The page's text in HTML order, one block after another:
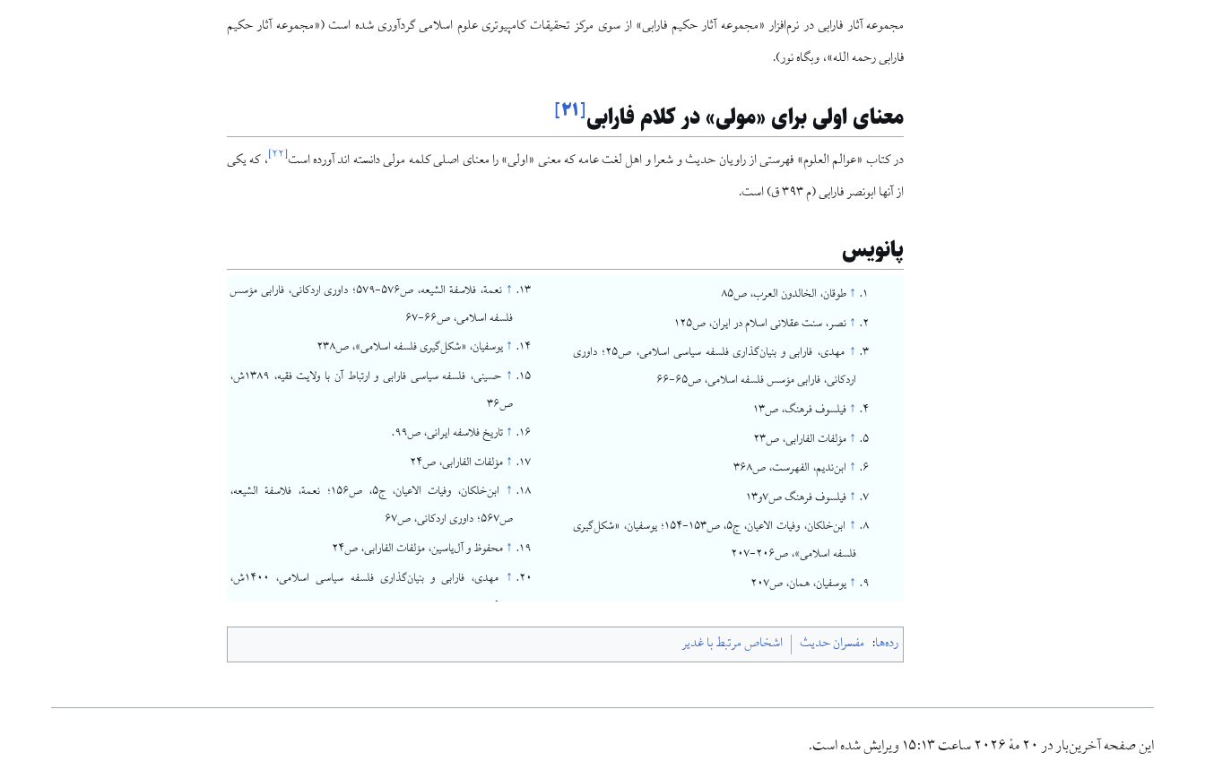
مجموعه آثار فارابی در نرم‌افزار «مجموعه آثار حکیم فارابی» از سوی مرکز تحقیقات کامپیوترى علوم اسلامى گردآوری شده است («مجموعه آثار حکیم
فارابی رحمه الله»، وبگاه نور).
معناى اولى براى «مولى» در كلام فارابى[۲۱]
در كتاب «عوالم العلوم» فهرستى از راويان حدیث و شعرا و اهل لغت عامه كه معنى «اولى» را معناى اصلى كلمه مولى دانسته‏ اند آورده است[۲۲]، كه يكى
از آنها ابونصر فارابى (م ۳۹۳ ق) است.
پانویس
↑ طوقان، الخالدون العرب، ص۸۵
↑ نصر، سنت عقلانی اسلام در ایران، ص۱۲۵
↑
مهدی، فارابی و بنیان‌گذاری فلسفه سیاسی اسلامی، ص۲۵؛ داوری
اردکانی، فارابی مؤسس فلسفه اسلامی، ص۶۵-۶۶
↑ فیلسوف فرهنگ، ص۱۳
↑ مؤلفات الفارابی، ص۲۳
↑ ابن‌ندیم، الفهرست، ص۳۶۸
↑ فیلسوف فرهنگ ص۷و۱۳
↑
ابن‌خلکان، وفیات الاعیان، ج۵، ص۱۵۳-۱۵۴؛ یوسفیان، «شکل‌گیری
فلسفه اسلامی»، ص۲۰۶-۲۰۷
↑ یوسفیان، همان، ص۲۰۷
↑ابن‌خلکان، همان، ج۵، ص۱۵۳و۱۵۵
↑
نعمة، فلاسفة الشیعه، ص۵۷۶-۵۷۹؛ داوری اردکانی، فارابی مؤسس
فلسفه اسلامی، ص۶۶-۶۷
↑ یوسفیان، «شکل‌گیری فلسفه اسلامی»، ص۲۳۸
↑
حسینی، فلسفه سیاسی فارابی و ارتباط آن با ولایت فقیه، ۱۳۸۹ش،
ص۳۶
↑ تاریخ فلاسفه ایرانی، ص۹۹.
↑ مؤلفات الفارابی، ص۲۴
↑
ابن‌خلکان، وفیات الاعیان، ج۵، ص۱۵۶؛ نعمة، فلاسفة الشیعه،
ص۵۶۷؛ داوری اردکانی، ص۶۷
↑ محفوظ و آل‌یاسین، مؤلفات الفارابی، ص۲۴
↑
مهدی، فارابی و بنیان‌گذاری فلسفه سیاسی اسلامی، ۱۴۰۰ش،
↑عوالم العلوم: ج ۳/۱۵ ص ۵۹.
رده‌ها: مفسران حدیث اشخاص مرتبط با غدیر
این صفحه آخرین‌بار در ‏۲۰ مهٔ ۲۰۲۶ ساعت ‏۱۵:۱۳ ویرایش شده است.